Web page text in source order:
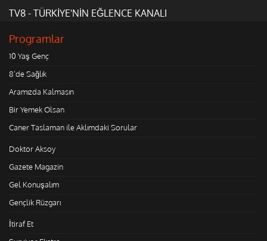
TV8 - TÜRKİYE'NİN EĞLENCE KANALI
Programlar
10 Yaş Genç
8'de Sağlık
Aramızda Kalmasın
Bir Yemek Olsan
Caner Taslaman ile Aklımdaki Sorular
Doktor Aksoy
Gazete Magazin
Gel Konuşalım
Gençlik Rüzgarı
İtiraf Et